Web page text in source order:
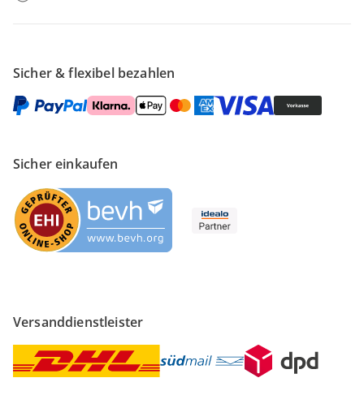
Sicher & flexibel bezahlen
Sicher einkaufen
Versanddienstleister